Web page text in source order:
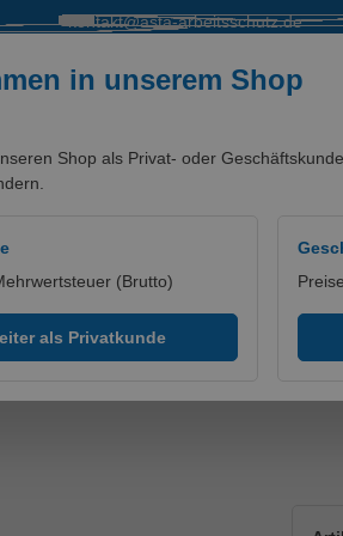
kontakt@asta-arbeitsschutz.de
in unserem Shop
Shop als Privat- oder
(Brutto)
als Privatkunde
XT